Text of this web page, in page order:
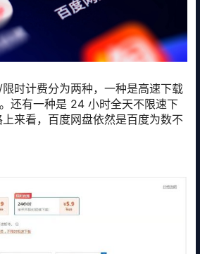
时计费分为两种，一种是高速下载
还有一种是 24 小时全天不限速下
来看，百度网盘依然是百度为数不